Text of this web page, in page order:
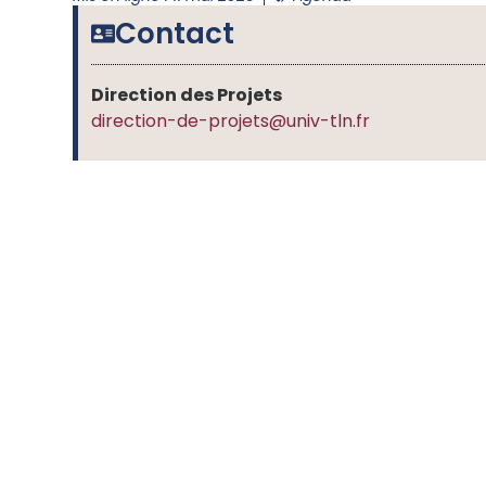
Contact
Direction des Projets
direction-de-projets@univ-tln.fr